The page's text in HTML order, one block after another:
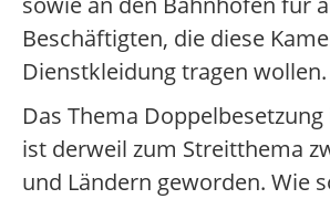
Beschäftigten, die diese
Dienstkleidung tragen wollen.
Das Thema
ist derweil zum Streitthema
und Ländern geworden. Wie